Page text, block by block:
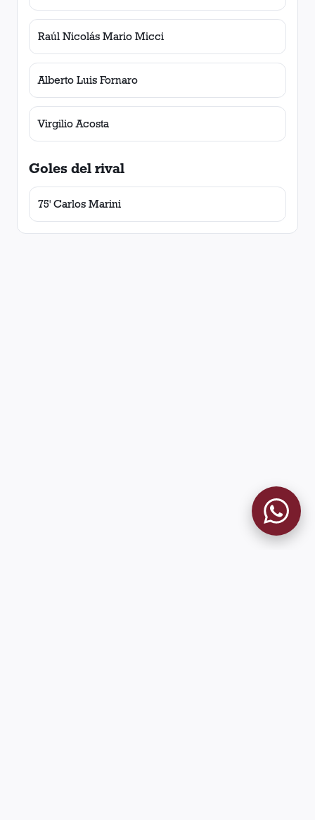
Raúl Nicolás Mario Micci
Alberto Luis Fornaro
Virgilio Acosta
Goles del rival
75' Carlos Marini